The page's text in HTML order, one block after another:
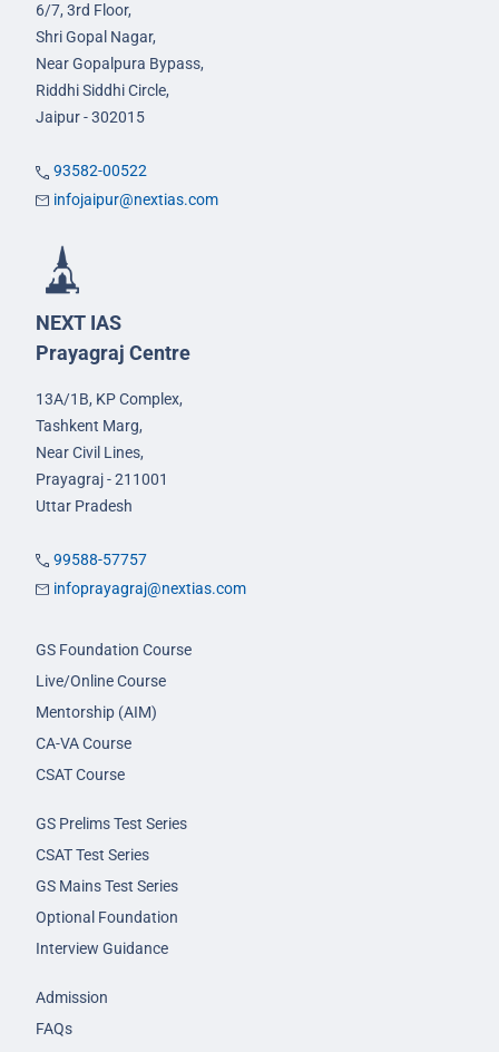
6/7, 3rd Floor,
Shri Gopal Nagar,
Near Gopalpura Bypass,
Riddhi Siddhi Circle,
Jaipur - 302015
93582-00522
infojaipur@nextias.com
NEXT IAS
Prayagraj Centre
13A/1B, KP Complex,
Tashkent Marg,
Near Civil Lines,
Prayagraj - 211001
Uttar Pradesh
99588-57757
infoprayagraj@nextias.com
GS Foundation Course
Live/Online Course
Mentorship (AIM)
CA-VA Course
CSAT Course
GS Prelims Test Series
CSAT Test Series
GS Mains Test Series
Optional Foundation
Interview Guidance
Admission
FAQs